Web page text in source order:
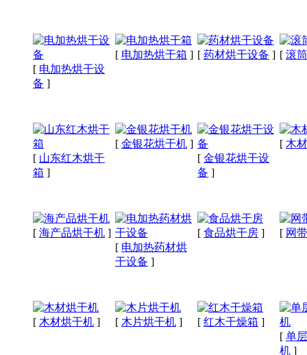
[ 电加热烘干设
备 ]
[ 电加热烘干箱 ] [ 药材烘干设备 ] [ 滚
[ 山东红木烘干
箱 ]
[ 金银花烘干机 ]
[ 金银花烘干设
备 ]
[ 木
[ 海产品烘干机 ]
[ 电加热药材烘
干设备 ]
[ 食品烘干房 ] [ 网
[ 木材烘干机 ] [ 木片烘干机 ] [ 红木干燥箱 ]
[ 单
机 ]